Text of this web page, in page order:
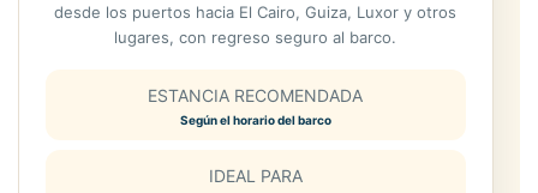
desde los puertos hacia El Cairo, Guiza, Luxor y otros
lugares, con regreso seguro al barco.
ESTANCIA RECOMENDADA
Según el horario del barco
IDEAL PARA